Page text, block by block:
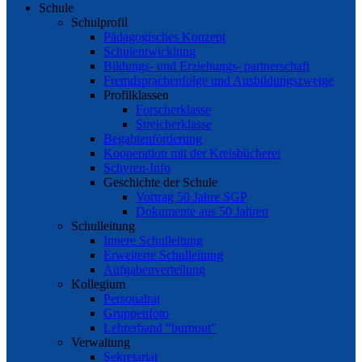
Schule
Schulprofil
Pädagogisches Konzept
Schulentwicklung
Bildungs- und Erziehungs- partnerschaft
Fremdsprachenfolge und Ausbildungszweige
Profilklassen
Forscherklasse
Streicherklasse
Begabtenförderung
Kooperation mit der Kreisbücherei
Schyren-Info
Geschichte der Schule
Vortrag 50 Jahre SGP
Dokumente aus 50 Jahren
Schulleitung
Innere Schulleitung
Erweiterte Schulleitung
Aufgabenverteilung
Kollegium
Personalrat
Gruppenfoto
Lehrerband “burnout”
Verwaltung
Sekretariat